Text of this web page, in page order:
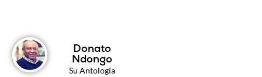
Donato
Ndongo
Su Antología